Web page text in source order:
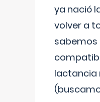
ya nació
volver a
sabemos
lactancia